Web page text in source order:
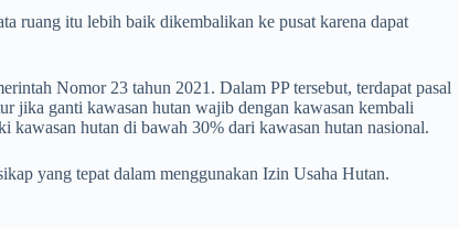
ruang itu lebih baik dikembalikan ke pusat karena dapat
Nomor 23 tahun 2021. Dalam PP tersebut, terdapat pasal
jika ganti kawasan hutan wajib dengan kawasan kembali
kawasan hutan di bawah 30% dari kawasan hutan nasional.
yang tepat dalam menggunakan Izin Usaha Hutan.